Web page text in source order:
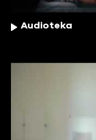
Audioteka